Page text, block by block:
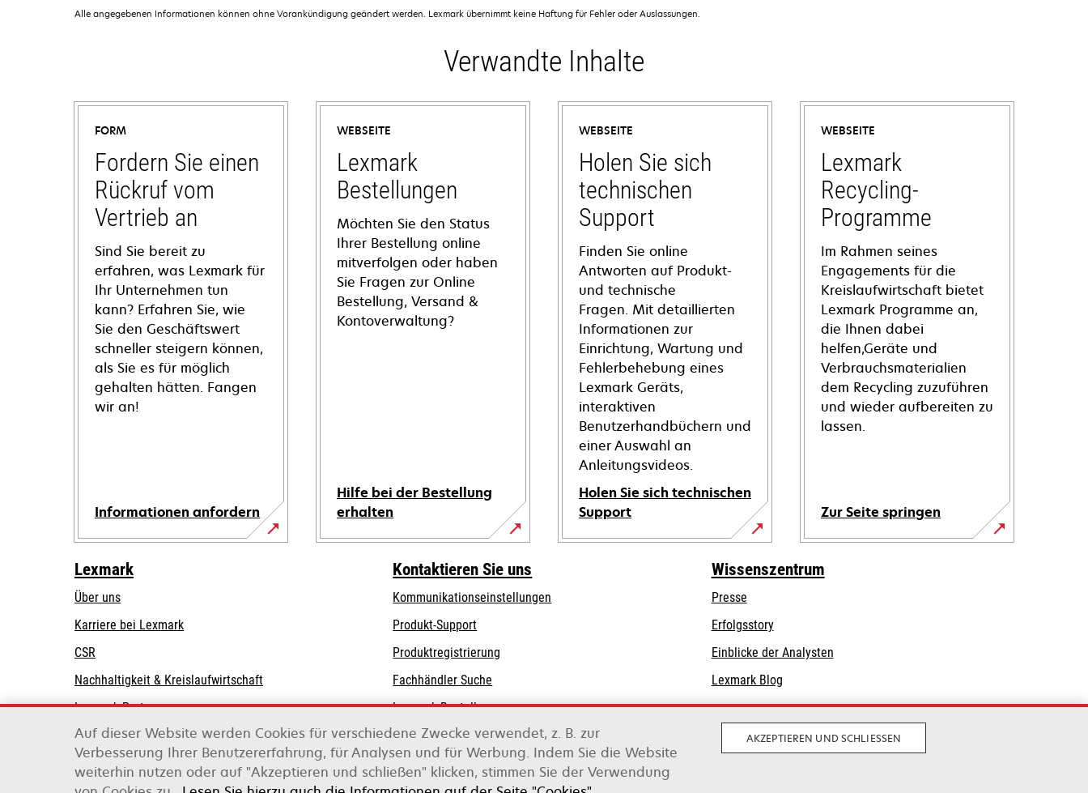
Alle angegebenen Informationen können ohne Vorankündigung geändert werden. Lexmark übernimmt keine Haftung für Fehler oder Auslassungen.
Verwandte Inhalte
FORM
Fordern Sie einen
Rückruf vom
Vertrieb an
Sind Sie bereit zu
erfahren, was Lexmark für
Ihr Unternehmen tun
kann? Erfahren Sie, wie
Sie den Geschäftswert
schneller steigern können,
als Sie es für möglich
gehalten hätten. Fangen
wir an!
Informationen anfordern
WEBSEITE
Lexmark
Bestellungen
Möchten Sie den Status
Ihrer Bestellung online
mitverfolgen oder haben
Sie Fragen zur Online
Bestellung, Versand &
Kontoverwaltung?
Hilfe bei der Bestellung
erhalten
WEBSEITE
Holen Sie sich
technischen
Support
Finden Sie online
Antworten auf Produkt-
und technische
Fragen. Mit detaillierten
Informationen zur
Einrichtung, Wartung und
Fehlerbehebung eines
Lexmark Geräts,
interaktiven
Benutzerhandbüchern und
einer Auswahl an
Anleitungsvideos.
Holen Sie sich technischen
Support
wird
WEBSEITE
Lexmark
Recycling-
Programme
Im Rahmen seines
Engagements für die
Kreislaufwirtschaft bietet
Lexmark Programme an,
die Ihnen dabei
helfen,Geräte und
Verbrauchsmaterialien
dem Recycling zuzuführen
und wieder aufbereiten zu
lassen.
Zur Seite springen
Lexmark
Über uns
Karriere bei Lexmark
CSR
Nachhaltigkeit & Kreislaufwirtschaft
Lexmark-Partner
Kontaktieren Sie uns
Kommunikationseinstellungen
wird
in
einer
neuen
Registerkarte
Produkt-Supportwird
einer
neuen
Registerkarte
Produktregistrierung
Fachhändler Suche
Lexmark Bestellungen
Lexmark Distributoren
Wissenszentrum
Presse
Erfolgsstory
Einblicke der Analysten
Lexmark Blog
Lexmark International, Inc., ein Unternehmen von Xerox
Auf dieser Website werden Cookies für verschiedene Zwecke verwendet, z. B. zur
Verbesserung Ihrer Benutzererfahrung, für Analysen und für Werbung. Indem Sie die Website
weiterhin nutzen oder auf "Akzeptieren und schließen" klicken, stimmen Sie der Verwendung
AKZEPTIEREN UND SCHLIESSEN